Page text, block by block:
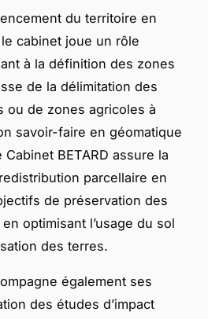
du territoire en
cabinet joue un rôle
à la définition des zones
de la délimitation des
ou de zones agricoles à
savoir-faire en géomatique
BETARD assure la
parcellaire en
de préservation des
optimisant l’usage du sol
des terres.
également ses
des études d’impact